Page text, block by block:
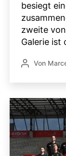
besiegt
zweite
Galerie ist
Beitragsautor
Von